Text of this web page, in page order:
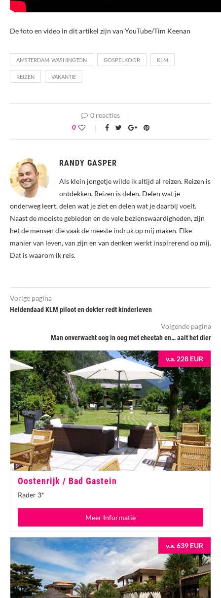
De foto en video in dit artikel zijn van YouTube/Tim Keenan
AMSTERDAM. WASHINGTON GOSPELKOOR KLM
REIZEN VAKANTIE
0 reacties
0
RANDY GASPER
Als klein jongetje wilde ik altijd al reizen. Reizen is
ontdekken. Reizen is delen. Delen wat je
onderweg leert, delen wat je ziet en delen wat je daarbij voelt.
Naast de mooiste gebieden en de vele bezienswaardigheden, zijn
het de mensen die vaak de meeste indruk op mij maken. Elke
manier van leven, van zijn en van denken werkt inspirerend op mij.
Dat is waarom ik reis.
Vorige pagina
Heldendaad KLM piloot en dokter redt kinderleven
Volgende pagina
Man onverwacht oog in oog met cheetah en… aait het dier
v.a. 228 EUR
Oostenrijk / Bad Gastein
Rader 3*
Meer Informatie
v.a. 639 EUR